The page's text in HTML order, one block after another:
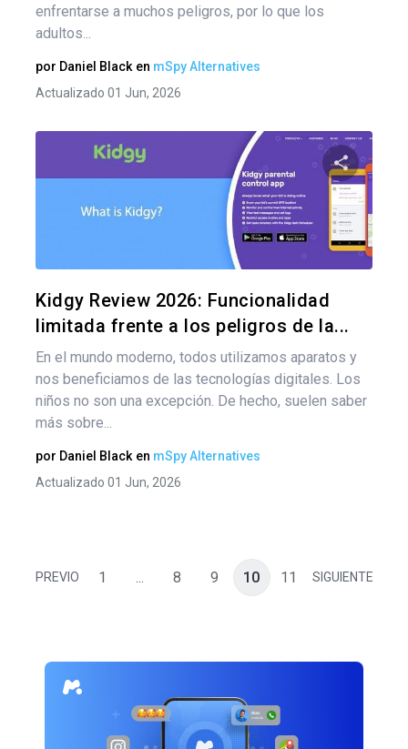
enfrentarse a muchos peligros, por lo que los
adultos...
por Daniel Black en mSpy Alternatives
Actualizado 01 Jun, 2026
Kidgy Review 2026: Funcionalidad
limitada frente a los peligros de la...
En el mundo moderno, todos utilizamos aparatos y
nos beneficiamos de las tecnologías digitales. Los
niños no son una excepción. De hecho, suelen saber
más sobre...
por Daniel Black en mSpy Alternatives
Actualizado 01 Jun, 2026
de
PREVIO 1 ... 8 9 10 11 SIGUIENTE